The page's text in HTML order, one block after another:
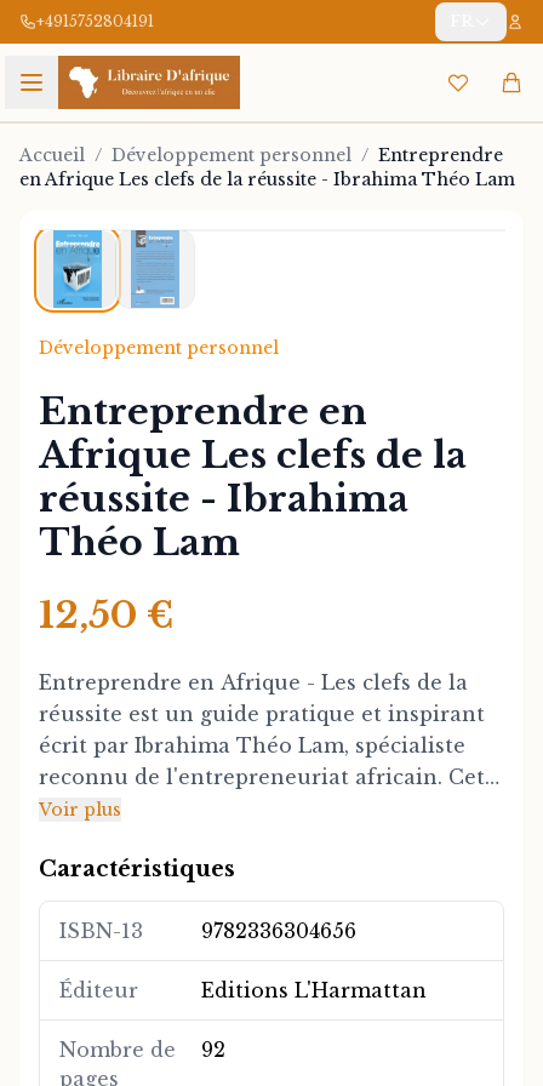
+4915752804191
Accueil / Développement personnel / Entreprendre
en Afrique Les clefs de la réussite - Ibrahima Théo Lam
1 / 2
Développement personnel
Entreprendre en
Afrique Les clefs de la
réussite - Ibrahima
Théo Lam
12,50 €
Entreprendre en Afrique - Les clefs de la
réussite est un guide pratique et inspirant
écrit par Ibrahima Théo Lam, spécialiste
reconnu de l'entrepreneuriat africain. Cet
ouvrage offre une feuille de route complète
développer une entreprise prospère sur le
continent africain, en tenant compte des
réalités économiques, culturelles et sociales
locales.
que l'identification des opportunités de
Voir plus
Caractéristiques
ISBN-13 9782336304656
Éditeur Editions L'Harmattan
Nombre de
pages
92